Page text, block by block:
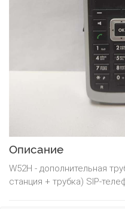
Описание
W52H - дополнительная
станция + трубка) SIP-